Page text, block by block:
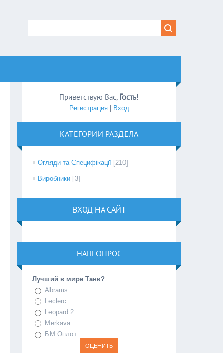
Приветствую Вас, Гость!
Регистрация| Вход
КАТЕГОРИИ РАЗДЕЛА
Огляди та Специфікації [210]
Виробники [3]
ВХОД НА САЙТ
НАШ ОПРОС
Лучший в мире Танк?
Abrams
Leclerc
Leopard 2
Merkava
БМ Оплот